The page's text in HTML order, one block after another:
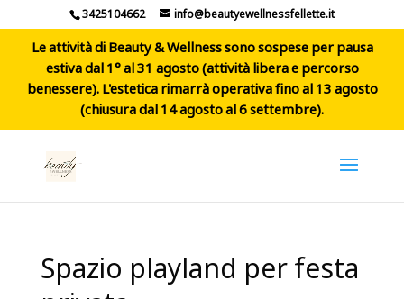
3425104662 info@beautyewellnessfellette.it
Le attività di Beauty & Wellness sono sospese per pausa
estiva dal 1° al 31 agosto (attività libera e percorso
benessere). L'estetica rimarrà operativa fino al 13 agosto
(chiusura dal 14 agosto al 6 settembre).
Spazio playland per festa